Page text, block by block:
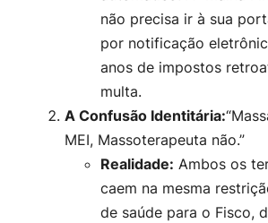
não precisa ir à sua
por notificação
anos de impostos
multa.
A Confusão Identitária:
MEI, Massoterapeuta não.”
Realidade: Ambos os
caem na mesma
de saúde para o Fisco,